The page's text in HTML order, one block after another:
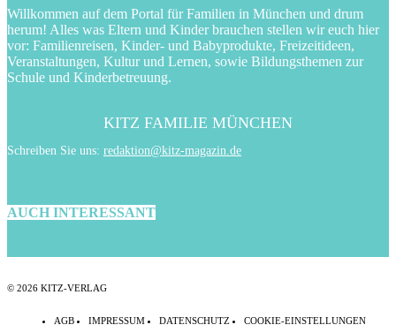
Willkommen auf dem Portal für Familien in München und drum
herum! Alles was Eltern und Kinder brauchen stellen wir euch hier
vor: Familienreisen, Kinder- und Babyprodukte, Freizeitideen,
Veranstaltungen, Kultur und Lernen, sowie Bildungsthemen zur
Schule und Kinderbetreuung.
KITZ FAMILIE MÜNCHEN
Schreiben Sie uns: redaktion@kitz-magazin.de
AUCH INTERESSANT
© 2026 KITZ-VERLAG
AGB IMPRESSUM DATENSCHUTZ COOKIE-EINSTELLUNGEN